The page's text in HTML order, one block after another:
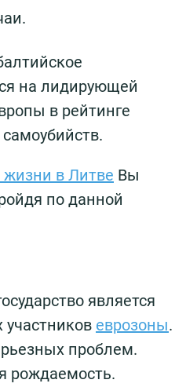
на лидирующей
в рейтинге
жизни в Литве Вы
по данной
является
еврозоны.
проблем.
рождаемость.